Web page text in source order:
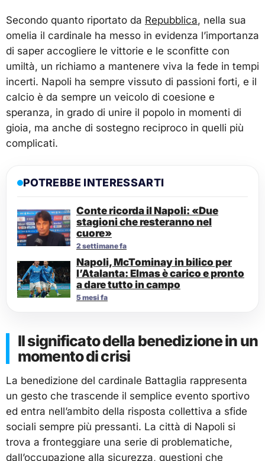
Secondo quanto riportato da Repubblica, nella sua
omelia il cardinale ha messo in evidenza l’importanza
di saper accogliere le vittorie e le sconfitte con
umiltà, un richiamo a mantenere viva la fede in tempi
incerti. Napoli ha sempre vissuto di passioni forti, e il
calcio è da sempre un veicolo di coesione e
speranza, in grado di unire il popolo in momenti di
gioia, ma anche di sostegno reciproco in quelli più
complicati.
POTREBBE INTERESSARTI
Conte ricorda il Napoli: «Due
stagioni che resteranno nel
cuore»
2 settimane fa
Napoli, McTominay in bilico per
l’Atalanta: Elmas è carico e pronto
a dare tutto in campo
5 mesi fa
Il significato della benedizione in un
momento di crisi
La benedizione del cardinale Battaglia rappresenta
un gesto che trascende il semplice evento sportivo
ed entra nell’ambito della risposta collettiva a sfide
sociali sempre più pressanti. La città di Napoli si
trova a fronteggiare una serie di problematiche,
dall’occupazione alla sicurezza, questioni che